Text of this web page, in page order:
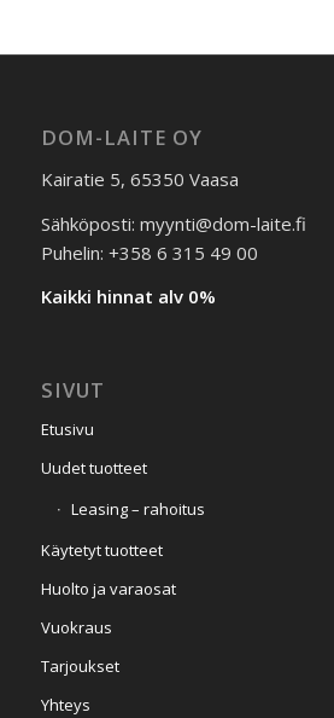
DOM-LAITE OY
Kairatie 5, 65350 Vaasa
Sähköposti: myynti@dom-laite.fi
Puhelin: +358 6 315 49 00
Kaikki hinnat alv 0%
SIVUT
Etusivu
Uudet tuotteet
Leasing – rahoitus
Käytetyt tuotteet
Huolto ja varaosat
Vuokraus
Tarjoukset
Yhteys